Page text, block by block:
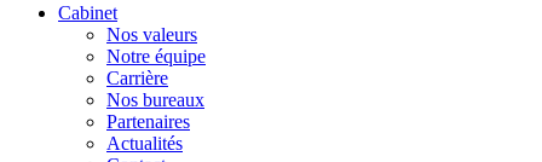
Cabinet
Nos valeurs
Notre équipe
Carrière
Nos bureaux
Partenaires
Actualités